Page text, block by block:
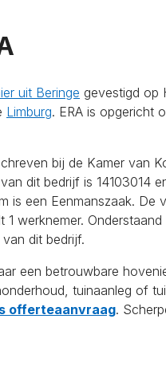
uit Beringe gevestigd op
Limburg. ERA is opgericht
bij de Kamer van
dit bedrijf is 14103014
is een Eenmanszaak. De
werknemer.
dit bedrijf.
een betrouwbare
tuinaanleg of
offerteaanvraag.